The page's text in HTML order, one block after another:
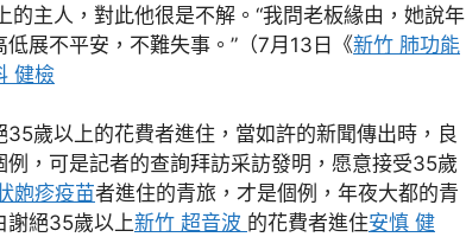
的主人，對此他很是不解。“我問老板緣由，她說年
低展不平安，不難失事。”（7月13日《新竹 肺功能
健檢
35歲以上的花費者進住，當如許的新聞傳出時，良
例，可是記者的查詢拜訪采訪發明，愿意接受35歲
皰疹疫苗者進住的青旅，才是個例，年夜大都的青
謝絕35歲以上新竹 超音波 的花費者進住安慎 健